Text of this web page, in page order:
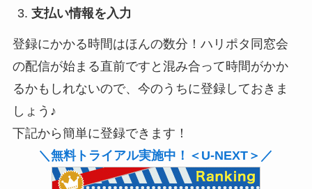
支払い情報を入力
登録にかかる時間はほんの数分！ハリポタ同窓会
の配信が始まる直前ですと混み合って時間がかか
るかもしれないので、今のうちに登録しておきま
しょう♪
下記から簡単に登録できます！
＼無料トライアル実施中！＜U-NEXT＞／